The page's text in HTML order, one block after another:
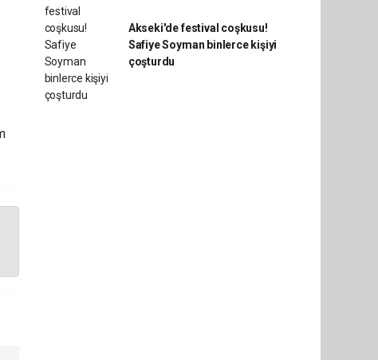
Akseki'de festival coşkusu!
Safiye Soyman binlerce kişiyi
çoşturdu